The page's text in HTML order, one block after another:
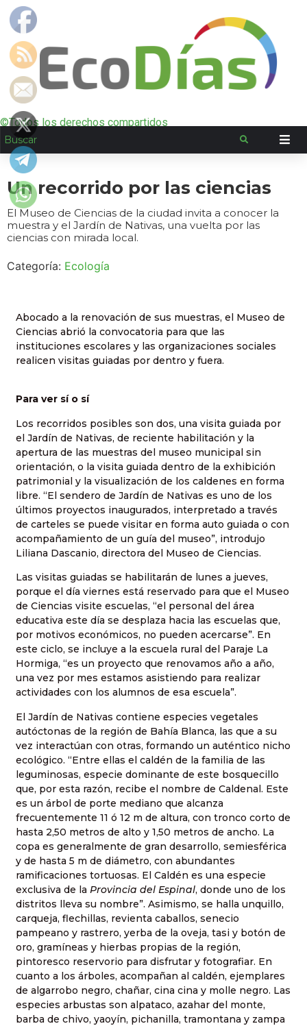
©Todos los derechos compartidos
Un recorrido por las ciencias
El Museo de Ciencias de la ciudad invita a conocer la
muestra y el Jardín de Nativas, una vuelta por las
ciencias con mirada local.
Categoría: Ecología
Abocado a la renovación de sus muestras, el Museo de
Ciencias abrió la convocatoria para que las
instituciones escolares y las organizaciones sociales
realicen visitas guiadas por dentro y fuera.
Para ver sí o sí
Los recorridos posibles son dos, una visita guiada por
el Jardín de Nativas, de reciente habilitación y la
apertura de las muestras del museo municipal sin
orientación, o la visita guiada dentro de la exhibición
patrimonial y la visualización de los caldenes en forma
libre. “El sendero de Jardín de Nativas es uno de los
últimos proyectos inaugurados, interpretado a través
de carteles se puede visitar en forma auto guiada o con
acompañamiento de un guía del museo”, introdujo
Liliana Dascanio, directora del Museo de Ciencias.
Las visitas guiadas se habilitarán de lunes a jueves,
porque el día viernes está reservado para que el Museo
de Ciencias visite escuelas, “el personal del área
educativa este día se desplaza hacia las escuelas que,
por motivos económicos, no pueden acercarse”. En
este ciclo, se incluye a la escuela rural del Paraje La
Hormiga, “es un proyecto que renovamos año a año,
una vez por mes estamos asistiendo para realizar
actividades con los alumnos de esa escuela”.
El Jardín de Nativas contiene especies vegetales
autóctonas de la región de Bahía Blanca, las que a su
vez interactúan con otras, formando un auténtico nicho
ecológico. “Entre ellas el caldén de la familia de las
leguminosas, especie dominante de este bosquecillo
que, por esta razón, recibe el nombre de Caldenal. Este
es un árbol de porte mediano que alcanza
frecuentemente 11 ó 12 m de altura, con tronco corto de
hasta 2,50 metros de alto y 1,50 metros de ancho. La
copa es generalmente de gran desarrollo, semiesférica
y de hasta 5 m de diámetro, con abundantes
ramificaciones tortuosas. El Caldén es una especie
exclusiva de la Provincia del Espinal, donde uno de los
distritos lleva su nombre”. Asimismo, se halla unquillo,
carqueja, flechillas, revienta caballos, senecio
pampeano y rastrero, yerba de la oveja, tasi y botón de
oro, gramíneas y hierbas propias de la región,
pintoresco reservorio para disfrutar y fotografiar. En
cuanto a los árboles, acompañan al caldén, ejemplares
de algarrobo negro, chañar, cina cina y molle negro. Las
especies arbustas son alpataco, azahar del monte,
barba de chivo, yaoyín, pichanilla, tramontana y zampa